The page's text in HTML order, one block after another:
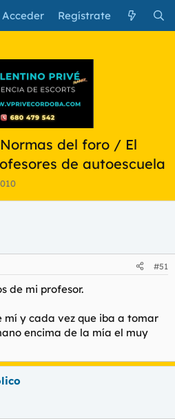
Acceder Regístrate
del foro / El
de autoescuela
#51
de mi profesor.
mí y cada vez que iba a tomar
encima de la mía el muy